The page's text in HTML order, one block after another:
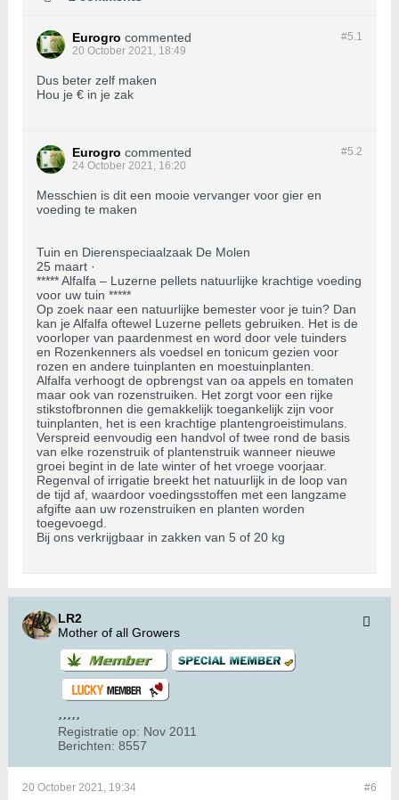
#5.1
Eurogro commented
20 October 2021, 18:49
Dus beter zelf maken
Hou je € in je zak
#5.2
Eurogro commented
24 October 2021, 16:20
Messchien is dit een mooie vervanger voor gier en
voeding te maken
Tuin en Dierenspeciaalzaak De Molen
25 maart ·
***** Alfalfa – Luzerne pellets natuurlijke krachtige voeding
voor uw tuin *****
Op zoek naar een natuurlijke bemester voor je tuin? Dan
kan je Alfalfa oftewel Luzerne pellets gebruiken. Het is de
voorloper van paardenmest en word door vele tuinders
en Rozenkenners als voedsel en tonicum gezien voor
rozen en andere tuinplanten en moestuinplanten.
Alfalfa verhoogt de opbrengst van oa appels en tomaten
maar ook van rozenstruiken. Het zorgt voor een rijke
stikstofbronnen die gemakkelijk toegankelijk zijn voor
tuinplanten, het is een krachtige plantengroeistimulans.
Verspreid eenvoudig een handvol of twee rond de basis
van elke rozenstruik of plantenstruik wanneer nieuwe
groei begint in de late winter of het vroege voorjaar.
Regenval of irrigatie breekt het natuurlijk in de loop van
de tijd af, waardoor voedingsstoffen met een langzame
afgifte aan uw rozenstruiken en planten worden
toegevoegd.
Bij ons verkrijgbaar in zakken van 5 of 20 kg
LR2
Mother of all Growers
Registratie op: Nov 2011
Berichten: 8557
#6
20 October 2021, 19:34